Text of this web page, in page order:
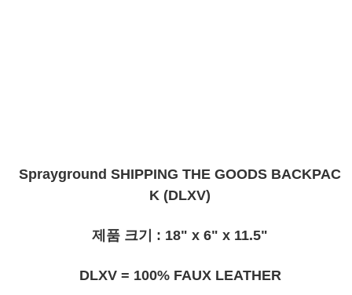
Sprayground SHIPPING THE GOODS BACKPAC
K (DLXV)
제품 크기 : 18" x 6" x 11.5"
DLXV = 100% FAUX LEATHER